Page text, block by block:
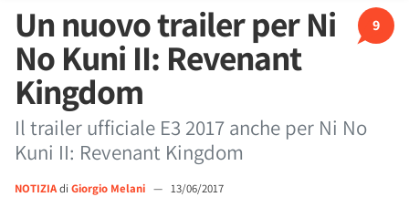
9
Un nuovo trailer per Ni
No Kuni II: Revenant
Kingdom
Il trailer ufficiale E3 2017 anche per Ni No
Kuni II: Revenant Kingdom
NOTIZIAdi Giorgio Melani — 13/06/2017